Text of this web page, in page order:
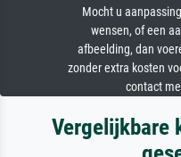
Mocht u
wensen, of een
afbeelding, dan
zonder extra kosten
contact
Vergelijkbare